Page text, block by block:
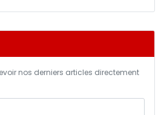
nos derniers articles directement